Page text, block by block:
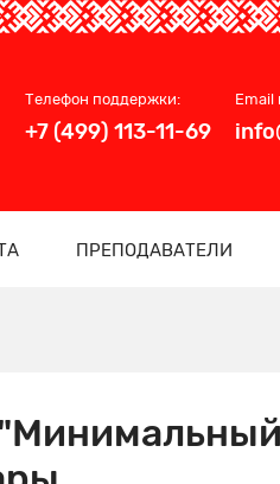
Телефон поддержки:
+7 (499) 113-11-69
Email
ПРЕПОДАВАТЕЛИ